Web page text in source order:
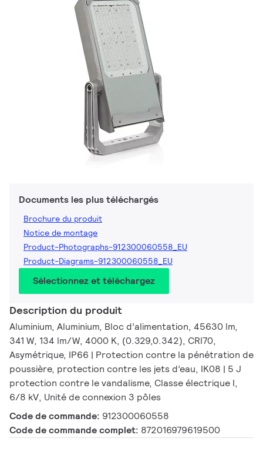
Documents les plus téléchargés
Brochure du produit
Notice de montage
Product-Photographs-912300060558_EU
Product-Diagrams-912300060558_EU
Sélectionnez et téléchargez
Description du produit
Aluminium, Aluminium, Bloc d’alimentation, 45630 lm,
341 W, 134 lm/W, 4000 K, (0.329,0.342), CRI70,
Asymétrique, IP66 | Protection contre la pénétration de
poussière, protection contre les jets d’eau, IK08 | 5 J
protection contre le vandalisme, Classe électrique I,
6/8 kV, Unité de connexion 3 pôles
Code de commande: 912300060558
Code de commande complet: 872016979619500